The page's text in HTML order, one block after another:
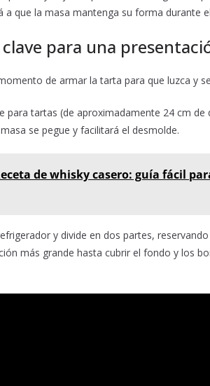
a que la masa mantenga su forma durante
para una
de armar la tarta para que luzca y
para tartas (de aproximadamente 24 cm
se pegue y facilitará el desmolde.
de whisky casero: guía fácil
y divide en dos partes,
más grande hasta cubrir el fondo y los